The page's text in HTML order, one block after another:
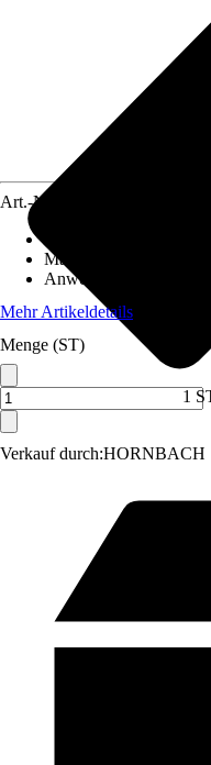
Verkauf durch:HORNBACH
Art.-Nr.
Material
Anwendung
Mehr Artikeldetails
Menge (ST)
1